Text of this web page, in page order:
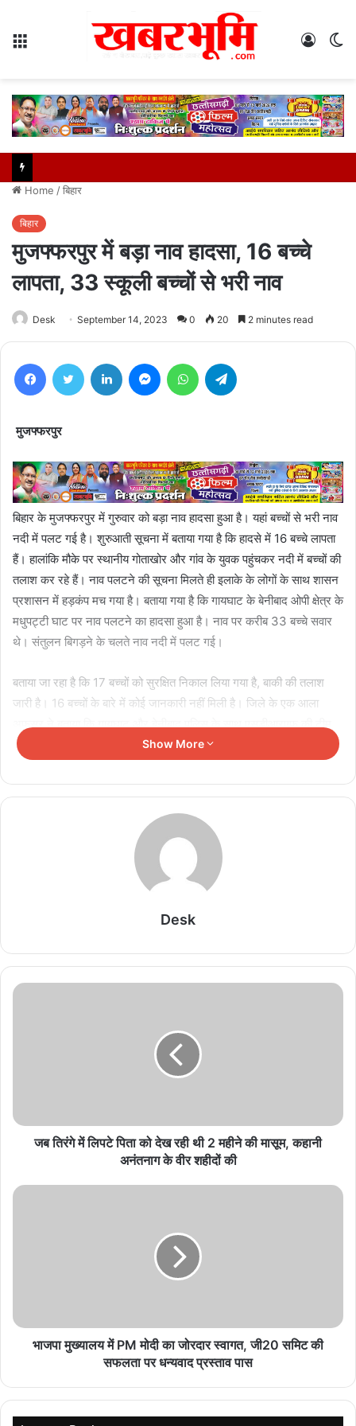
Log
Home /बिहार
बिहार
मुजफ्फरपुर में बड़ा नाव हादसा, 16 बच्चे
लापता, 33 स्कूली बच्चों से भरी नाव
Desk September 14, 2023 0 20 2 minutes read
FacebookTwitter LinkedIn MessengerWhatsApp
मुजफ्फरपुर
बिहार के मुजफ्फरपुर में गुरुवार को बड़ा नाव हादसा हुआ है। यहां बच्चों से भरी नाव
नदी में पलट गई है। शुरुआती सूचना में बताया गया है कि हादसे में 16 बच्चे लापता
हैं। हालांकि मौके पर स्थानीय गोताखोर और गांव के युवक पहुंचकर नदी में बच्चों की
तलाश कर रहे हैं। नाव पलटने की सूचना मिलते ही इलाके के लोगों के साथ शासन
प्रशासन में हड़कंप मच गया है। बताया गया है कि गायघाट के बेनीबाद ओपी क्षेत्र के
मधुपट्टी घाट पर नाव पलटने का हादसा हुआ है। नाव पर करीब 33 बच्चे सवार
थे। संतुलन बिगड़ने के चलते नाव नदी में पलट गई।
बताया जा रहा है कि 17 बच्चों को सुरक्षित निकाल लिया गया है, बाकी की तलाश
जारी है। 16 बच्चों के बारे में कोई जानकारी नहीं मिली है। जिले के एक आला
मौके पर कार्रवाई में जुट गई है। बागमती नदी में यह हादसा हुआ है। रेस्क्यू
ऑपरेशन चलाकर बच्चों की तलाश की जा रही है।
राशन कार्ड महाअभियान तेज, रोज तैयार हो रहे 36 हजार नए
August 6, 2026
बिहार विधानसभा में विधायकों को मिलेगा AI प्रशिक्षण,
डिजिटल सुशासन की ओर बढ़ेगा कदम
August 6, 2026
August 6, 2026
भर्ती परीक्षाओं में गड़बड़ी पर कार्रवाई का भरोसा, जांच एजेंसी को
August 6, 2026
स्टेट हाईवे टोल व्यवस्था में AI कैमरों की एंट्री, फर्जीवाड़े पर
बिहार में बढ़ेगा सार्वजनिक परिवहन नेटवर्क, जल्द आएंगी 400
ई-बस समेत नई बसें
August 6, 2026
Show More
Desk
जब तिरंगे में लिपटे पिता को देख रही थी 2 महीने की मासूम, कहानी
अनंतनाग के वीर शहीदों की
भाजपा मुख्यालय में PM मोदी का जोरदार स्वागत, जी20 समिट की
सफलता पर धन्यवाद प्रस्ताव पास